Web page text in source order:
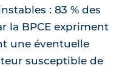
: 83 % des
la BPCE expriment
une éventuelle
susceptible de